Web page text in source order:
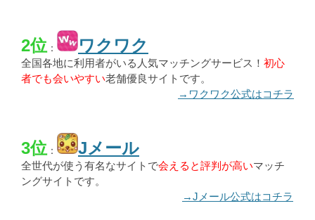
2位： ワクワク
全国各地に利用者がいる人気マッチングサービス！ 初心
者でも会いやすい老舗優良サイトです。
→ワクワク公式はコチラ
3位： Jメール
全世代が使う有名なサイトで会えると評判が高いマッチ
ングサイトです。
→Jメール公式はコチラ